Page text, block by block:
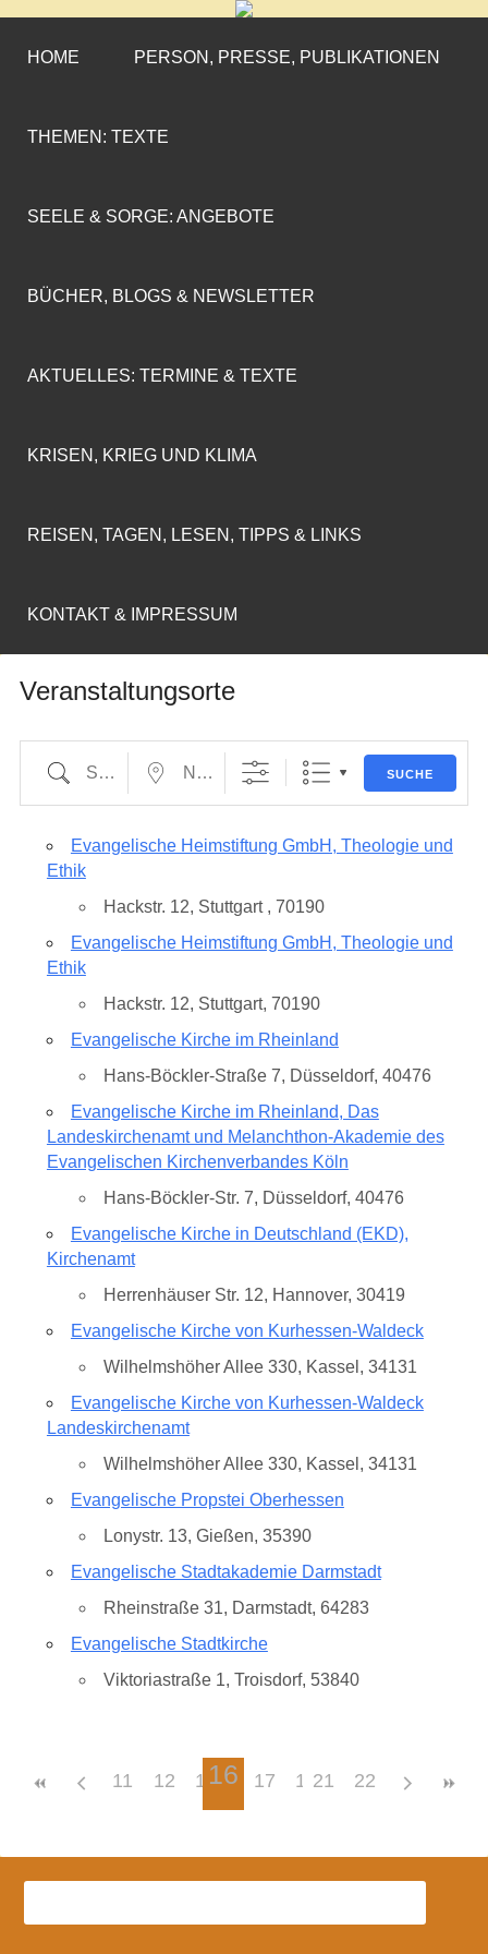
CORNELIA COENEN-
MARX
»ENGAGEMENT MIT PROFIL«
HOME PERSON, PRESSE, PUBLIKATIONEN
THEMEN: TEXTE
SEELE & SORGE: ANGEBOTE
BÜCHER, BLOGS & NEWSLETTER
AKTUELLES: TERMINE & TEXTE
KRISEN, KRIEG UND KLIMA
REISEN, TAGEN, LESEN, TIPPS & LINKS
KONTAKT & IMPRESSUM
Veranstaltungsorte
Suche Nahe... SUCHE
Evangelische Heimstiftung GmbH, Theologie und
Ethik
Hackstr. 12, Stuttgart , 70190
Evangelische Heimstiftung GmbH, Theologie und
Ethik
Hackstr. 12, Stuttgart, 70190
Evangelische Kirche im Rheinland
Hans-Böckler-Straße 7, Düsseldorf, 40476
Evangelische Kirche im Rheinland, Das
Landeskirchenamt und Melanchthon-Akademie des
Evangelischen Kirchenverbandes Köln
Hans-Böckler-Str. 7, Düsseldorf, 40476
Evangelische Kirche in Deutschland (EKD),
Kirchenamt
Herrenhäuser Str. 12, Hannover, 30419
Evangelische Kirche von Kurhessen-Waldeck
Wilhelmshöher Allee 330, Kassel, 34131
Evangelische Kirche von Kurhessen-Waldeck
Landeskirchenamt
Wilhelmshöher Allee 330, Kassel, 34131
Evangelische Propstei Oberhessen
Lonystr. 13, Gießen, 35390
Evangelische Stadtakademie Darmstadt
Rheinstraße 31, Darmstadt, 64283
Evangelische Stadtkirche
Viktoriastraße 1, Troisdorf, 53840
11 12 13 14 15
16 17 18 19
21 22